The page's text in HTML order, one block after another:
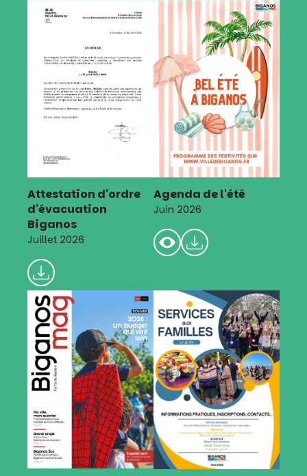
Attestation d'ordre
d'évacuation
Biganos
Juillet 2026
Agenda de l'été
Juin 2026